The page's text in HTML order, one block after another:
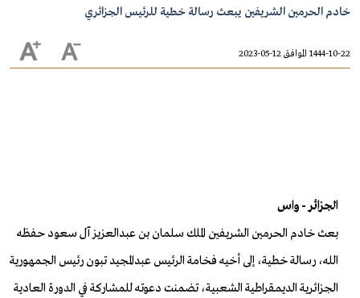
خادم الحرمين الشريفين يبعث رسالة خطية للرئيس الجزائري
1444-10-22 الموافق 12-05-2023
الجزائر - واس
بعث خادم الحرمين الشريفين الملك سلمان بن عبدالعزيز آل سعود حفظه
الله، رسالة خطية، إلى أخيه فخامة الرئيس عبدالمجيد تبون رئيس الجمهورية
الجزائرية الديمقراطية الشعبية، تضمنت دعوته للمشاركة في الدورة العادية